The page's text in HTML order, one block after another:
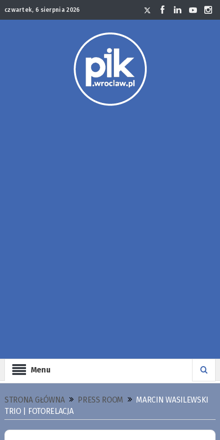
czwartek, 6 sierpnia 2026
Menu
STRONA GŁÓWNA PRESS ROOM
MARCIN WASILEWSKI
TRIO | FOTORELACJA